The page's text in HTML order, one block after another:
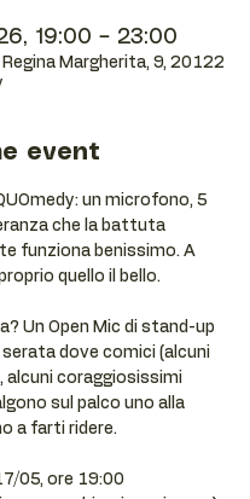
19:00 – 23:00
Regina Margherita, 9, 20122
event
un microfono, 5
che la battuta
funziona benissimo. A
quello il bello.
Un Open Mic di stand-up
dove comici (alcuni
coraggiosissimi
sul palco uno alla
a farti ridere.
05, ore 19:00